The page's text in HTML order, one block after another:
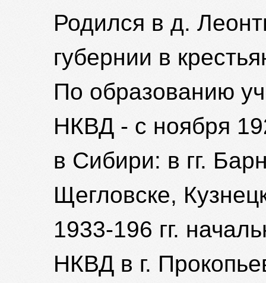
Родился в д.
губернии в
По образованию
НКВД - с ноября
в Сибири: в гг.
Щегловске,
1933-196 гг.
НКВД в г.